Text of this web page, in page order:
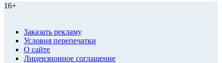
16+
Заказать рекламу
Условия перепечатки
О сайте
Лицензионное соглашение